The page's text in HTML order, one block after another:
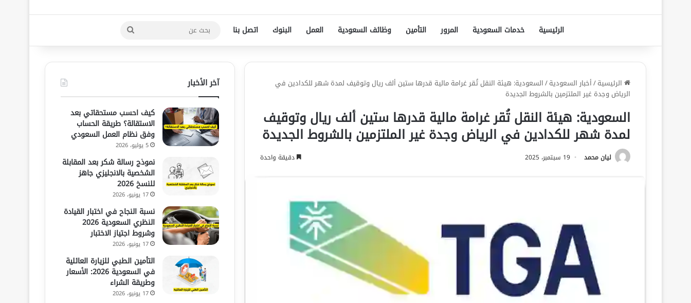
الرئيسية خدمات السعودية المرور التأمين وظائف السعودية العمل البنوك اتصل بنا
بحث
عن
الرئيسية/أخبار السعودية/السعودية: هيئة النقل تُقر غرامة مالية قدرها ستين ألف ريال وتوقيف لمدة شهر للكدادين في
الرياض وجدة غير الملتزمين بالشروط الجديدة
السعودية: هيئة النقل تُقر غرامة مالية قدرها ستين ألف ريال وتوقيف
لمدة شهر للكدادين في الرياض وجدة غير الملتزمين بالشروط الجديدة
ليان محمد 19 سبتمبر، 2025 دقيقة واحدة
آخر الأخبار
كيف احسب مستحقاتي بعد
الاستقالة؟ طريقة الحساب
وفق نظام العمل السعودي
5 يوليو، 2026
نموذج رسالة شكر بعد المقابلة
الشخصية بالانجليزي جاهز
للنسخ 2026
17 يونيو، 2026
نسبة النجاح في اختبار القيادة
النظري السعودية 2026
وشروط اجتياز الاختبار
17 يونيو، 2026
التأمين الطبي للزيارة العائلية
في السعودية 2026: الأسعار
وطريقة الشراء
17 يونيو، 2026